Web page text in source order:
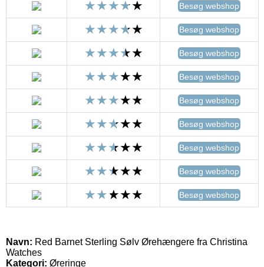
Besøg webshop
Besøg webshop
Besøg webshop
Besøg webshop
Besøg webshop
Besøg webshop
Besøg webshop
Besøg webshop
Besøg webshop
Navn: Red Barnet Sterling Sølv Ørehængere fra Christina
Watches
Kategori: Øreringe